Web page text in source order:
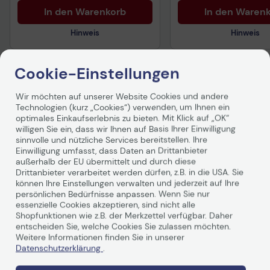
In den Warenkorb
Hinweis
Technisches Produktdatenblatt
Vorvertragliche Informationen
gemäß der EU-
Datenverordnung
In den
Hinweis
Vorvertragliche
gemäß der EU-
Datenverordnung
Produktbeschreibung
Technische Daten
Cookie-Einstellungen
Wir möchten auf unserer Website Cookies und andere
Technologien (kurz „Cookies“) verwenden, um Ihnen ein
optimales Einkaufserlebnis zu bieten. Mit Klick auf „OK“
willigen Sie ein, dass wir Ihnen auf Basis Ihrer Einwilligung
sinnvolle und nützliche Services bereitstellen. Ihre
Einwilligung umfasst, dass Daten an Drittanbieter
außerhalb der EU übermittelt und durch diese
Drittanbieter verarbeitet werden dürfen, z.B. in die USA. Sie
können Ihre Einstellungen verwalten und jederzeit auf Ihre
persönlichen Bedürfnisse anpassen. Wenn Sie nur
essenzielle Cookies akzeptieren, sind nicht alle
Shopfunktionen wie z.B. der Merkzettel verfügbar. Daher
entscheiden Sie, welche Cookies Sie zulassen möchten.
Weitere Informationen finden Sie in unserer
Datenschutzerklärung .